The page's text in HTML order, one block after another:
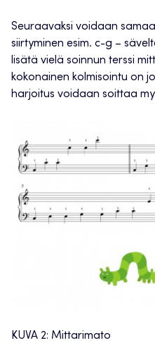
Seuraavaksi voidaan
siirtyminen esim. c-g –
lisätä vielä soinnun terssi
kokonainen kolmisointu on
harjoitus voidaan soittaa
KUVA 2: Mittarimato